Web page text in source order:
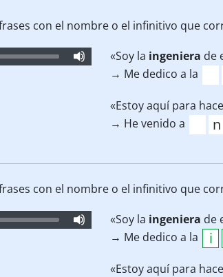
con el nombre o el infinitivo que
«Soy la ingeniera de
→ Me dedico a la
«Estoy aquí para
→ He venido a
con el nombre o el infinitivo que
«Soy la ingeniera de
→ Me dedico a la
«Estoy aquí para